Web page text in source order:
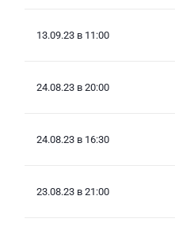
13.09.23 в 11:00
24.08.23 в 20:00
24.08.23 в 16:30
23.08.23 в 21:00